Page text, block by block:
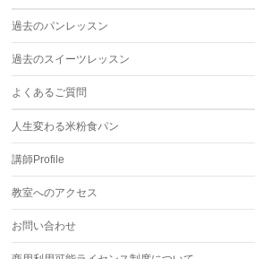
過去のパンレッスン
過去のスイーツレッスン
よくあるご質問
人生変わる米粉食パン
講師Profile
教室へのアクセス
お問い合わせ